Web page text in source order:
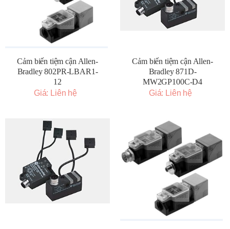
Cảm biến tiệm cận Allen-
Bradley 802PR-LBAR1-
12
Giá: Liên hệ
Cảm biến tiệm cận Allen-
Bradley 871D-
MW2GP100C-D4
Giá: Liên hệ